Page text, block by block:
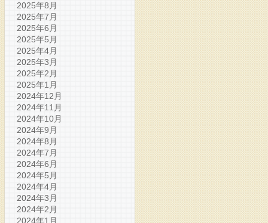
2025年8月
2025年7月
2025年6月
2025年5月
2025年4月
2025年3月
2025年2月
2025年1月
2024年12月
2024年11月
2024年10月
2024年9月
2024年8月
2024年7月
2024年6月
2024年5月
2024年4月
2024年3月
2024年2月
2024年1月